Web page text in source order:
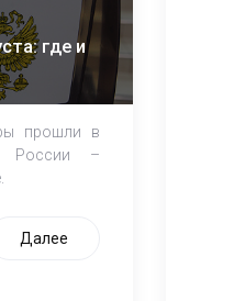
где и
прошли в
России –
Далее